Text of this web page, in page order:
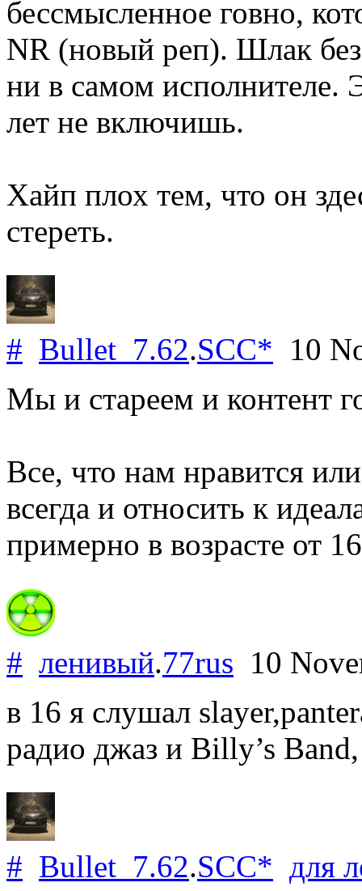
бессмысленное говно,
NR (новый реп). Шлак
ни в самом исполнителе.
лет не включишь.
Хайп плох тем, что он
стереть.
# Bullet_7.62.SCC* 10
Мы и стареем и контент
Все, что нам нравится
всегда и относить к
примерно в возрасте от
# ленивый.77rus 10
в 16 я слушал
радио джаз и Billy’s
# Bullet_7.62.SCC* для